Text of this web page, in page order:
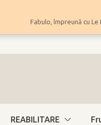
Fabulo, împreună cu
REABILITARE